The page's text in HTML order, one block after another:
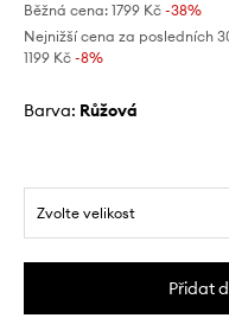
Běžná cena: 1799 Kč -38%
Nejnižší cena za posledních
1199 Kč -8%
Barva: růžová
Zvolte velikost
Přidat